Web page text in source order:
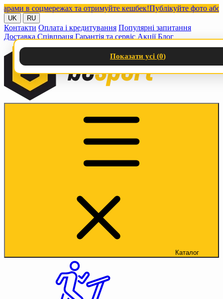
в соцмережах та отримуйте кешбек!Публікуйте фото або
UK RU
Контакти Оплата і кредитування Популярні запитання
Доставка Співпраця Гарантія та сервіс Акції Блог
Каталог
Показати усі (0)